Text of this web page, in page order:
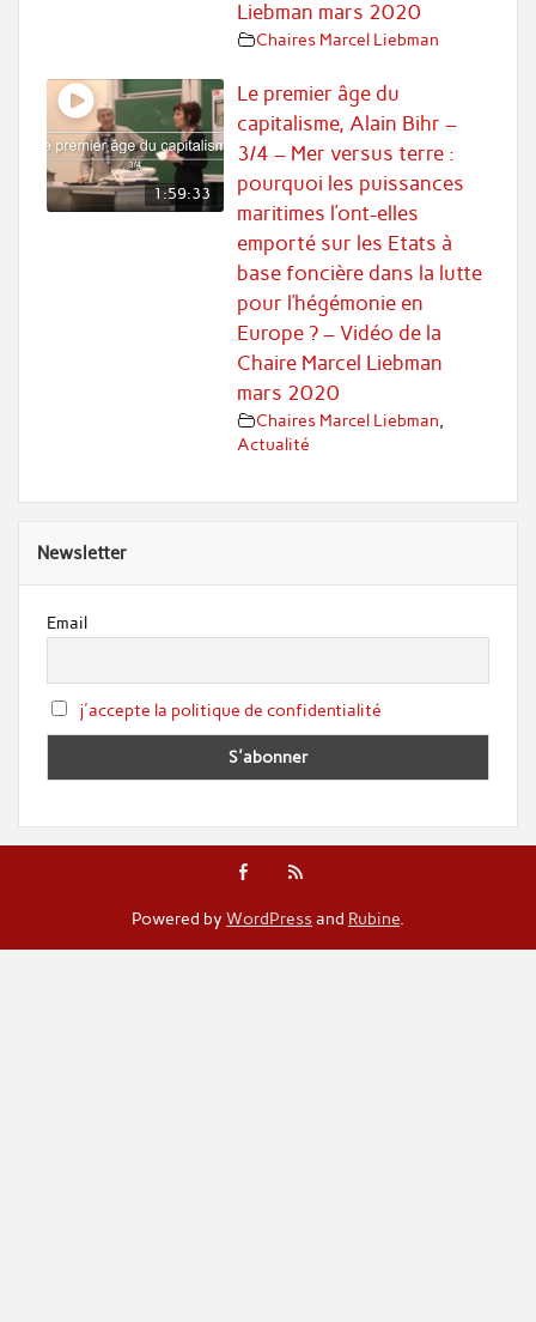
Liebman mars 2020
Chaires Marcel Liebman
1:59:33
Le premier âge du
capitalisme, Alain Bihr –
3/4 – Mer versus terre :
pourquoi les puissances
maritimes l’ont-elles
emporté sur les Etats à
base foncière dans la lutte
pour l’hégémonie en
Europe ? – Vidéo de la
Chaire Marcel Liebman
mars 2020
Chaires Marcel Liebman
Actualité
Newsletter
Email
j'accepte la politique de confidentialité
Powered by WordPressand Rubine